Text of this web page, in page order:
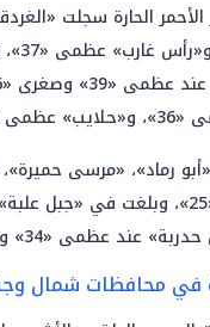
«34».
رماد»، «مرسى
عند عظمى «34» وصغرى «25».
في محافظات شمال